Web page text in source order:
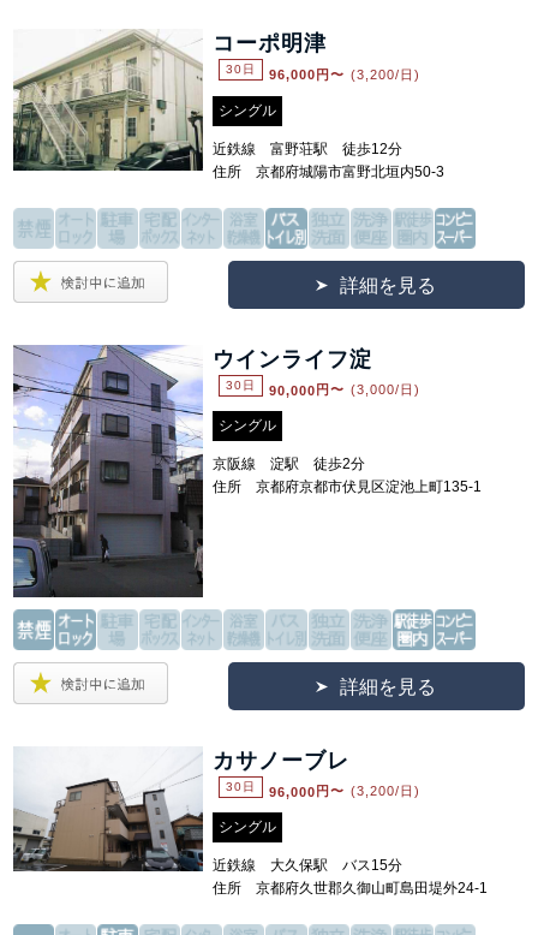
コーポ明津
30日 96,000 円〜 (3,200/日)
シングル
近鉄線 富野荘駅 徒歩12分
住所 京都府城陽市富野北垣内50-3
詳細を見る
ウインライフ淀
30日 90,000 円〜 (3,000/日)
シングル
京阪線 淀駅 徒歩2分
住所 京都府京都市伏見区淀池上町135-1
詳細を見る
カサノーブレ
30日 96,000 円〜 (3,200/日)
シングル
近鉄線 大久保駅 バス15分
住所 京都府久世郡久御山町島田堤外24-1